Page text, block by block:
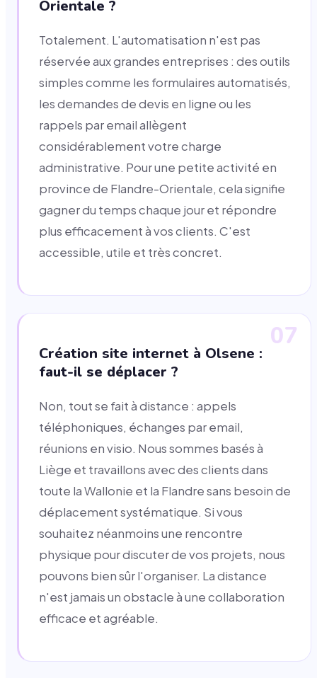
Orientale ?
Totalement. L'automatisation n'est pas
réservée aux grandes entreprises : des outils
simples comme les formulaires automatisés,
les demandes de devis en ligne ou les
rappels par email allègent
considérablement votre charge
administrative. Pour une petite activité en
province de Flandre-Orientale, cela signifie
gagner du temps chaque jour et répondre
plus efficacement à vos clients. C'est
accessible, utile et très concret.
07
Création site internet à Olsene :
faut-il se déplacer ?
Non, tout se fait à distance : appels
téléphoniques, échanges par email,
réunions en visio. Nous sommes basés à
Liège et travaillons avec des clients dans
toute la Wallonie et la Flandre sans besoin de
déplacement systématique. Si vous
souhaitez néanmoins une rencontre
physique pour discuter de vos projets, nous
pouvons bien sûr l'organiser. La distance
n'est jamais un obstacle à une collaboration
efficace et agréable.